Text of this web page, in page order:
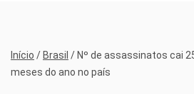
Início / Brasil / Nº de assassinatos cai
meses do ano no país